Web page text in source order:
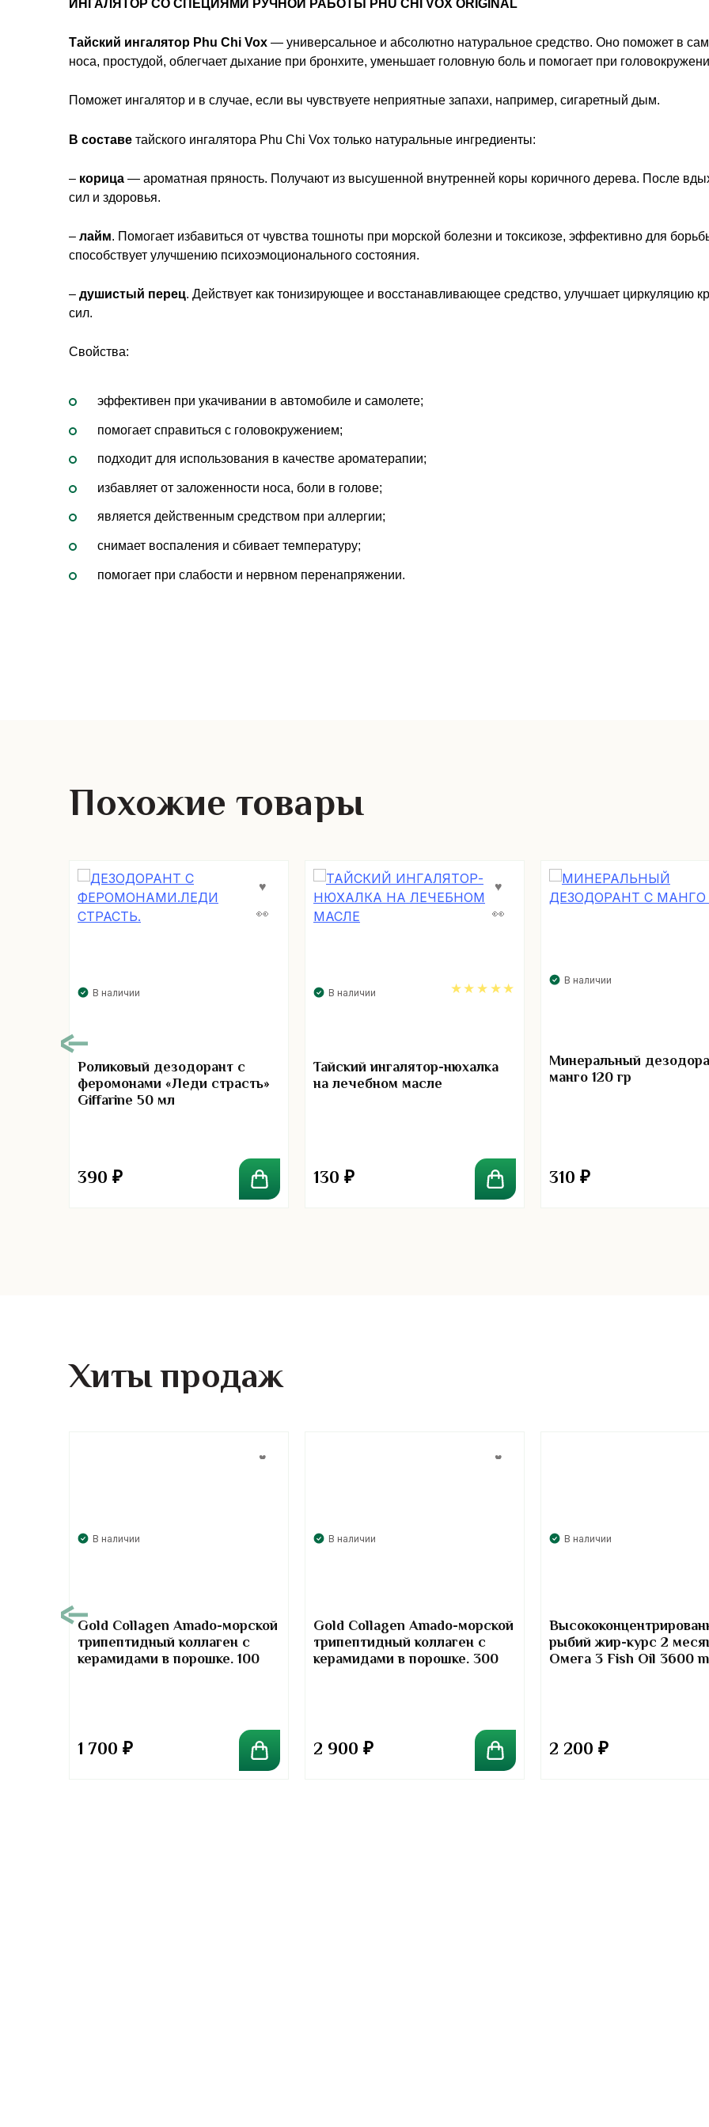
ИНГАЛЯТОР СО СПЕЦИЯМИ РУЧНОЙ РАБОТЫ PHU CHI VOX ORIGINAL
Тайский ингалятор Phu Chi Vox — универсальное и абсолютно натуральное средство. Оно поможет в
носа, простудой, облегчает дыхание при бронхите, уменьшает головную боль и помогает при
Поможет ингалятор и в случае, если вы чувствуете неприятные запахи, например, сигаретный дым.
В составе тайского ингалятора Phu Chi Vox только натуральные ингредиенты:
– корица — ароматная пряность. Получают из высушенной внутренней коры коричного дерева. После
сил и здоровья.
– лайм. Помогает избавиться от чувства тошноты при морской болезни и токсикозе, эффективно для
способствует улучшению психоэмоционального состояния.
– душистый перец. Действует как тонизирующее и восстанавливающее средство, улучшает циркуляцию
сил.
Свойства:
эффективен при укачивании в автомобиле и самолете;
помогает справиться с головокружением;
подходит для использования в качестве ароматерапии;
избавляет от заложенности носа, боли в голове;
является действенным средством при аллергии;
снимает воспаления и сбивает температуру;
помогает при слабости и нервном перенапряжении.
Похожие товары
В наличии
Роликовый дезодорант с
феромонами «Леди страсть»
Giffarine 50 мл
390 ₽
В наличии
Тайский ингалятор-нюхалка
на лечебном масле
130 ₽
В наличии
Минеральный
манго 120 гр
310 ₽
Хиты продаж
В наличии
Gold Collagen Amado-морской
трипептидный коллаген с
керамидами в порошке. 100
1 700 ₽
В наличии
Gold Collagen Amado-морской
трипептидный коллаген с
керамидами в порошке. 300
2 900 ₽
В наличии
рыбий жир-курс 2
Омега 3 Fish Oil 3600
2 200 ₽